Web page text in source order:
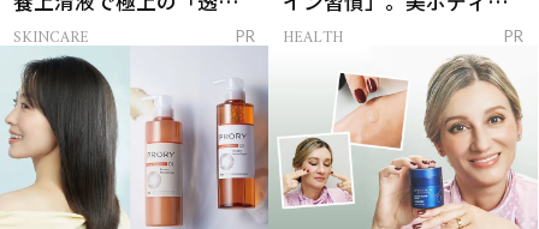
感ハリ肌」へ
SKINCARE PR
支える朝ルーティンと
HEALTH PR